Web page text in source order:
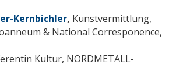
Kernbichler, Kunstvermittlung,
& National Corresponence,
Kultur, NORDMETALL-